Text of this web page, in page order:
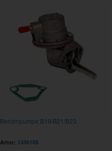
Benzinpumpe B19/B21/B23
Artnr: 1336185